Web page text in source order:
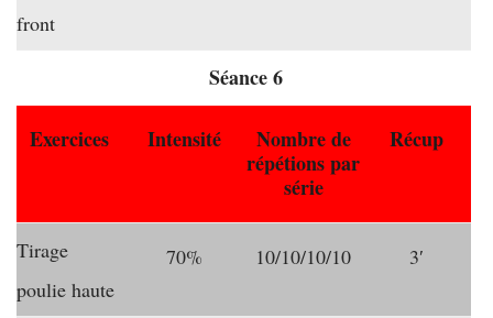
front
Séance 6
Exercices Intensité
Nombre de
répétions par
série
Récup
Tirage
poulie haute
70% 10/10/10/10 3′